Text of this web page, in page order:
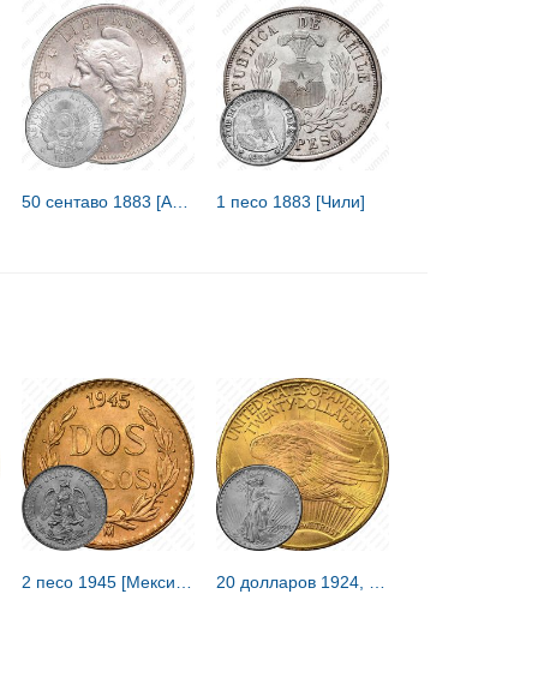
1 песо 1883 [Чили]